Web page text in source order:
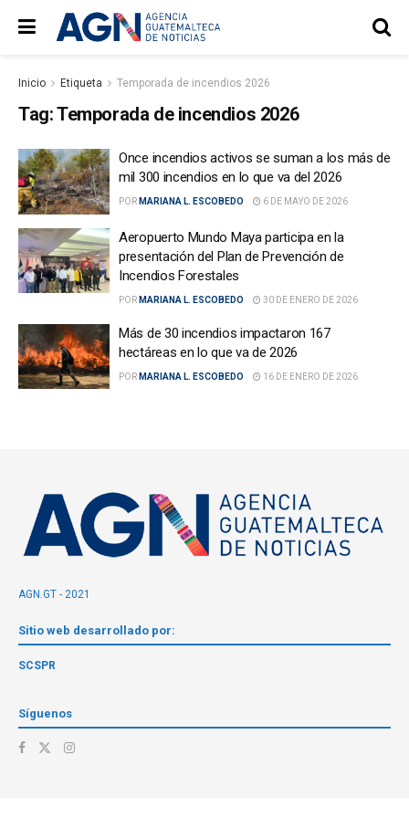
Inicio Etiqueta Temporada de incendios 2026
Tag:Temporada de incendios 2026
Once incendios activos se suman a los más de
mil 300 incendios en lo que va del 2026
POR MARIANA L. ESCOBEDO 6 DE MAYO DE 2026
Aeropuerto Mundo Maya participa en la
presentación del Plan de Prevención de
Incendios Forestales
POR MARIANA L. ESCOBEDO 30 DE ENERO DE 2026
Más de 30 incendios impactaron 167
hectáreas en lo que va de 2026
POR MARIANA L. ESCOBEDO 16 DE ENERO DE 2026
AGN.GT - 2021
Sitio web desarrollado por:
SCSPR
Síguenos